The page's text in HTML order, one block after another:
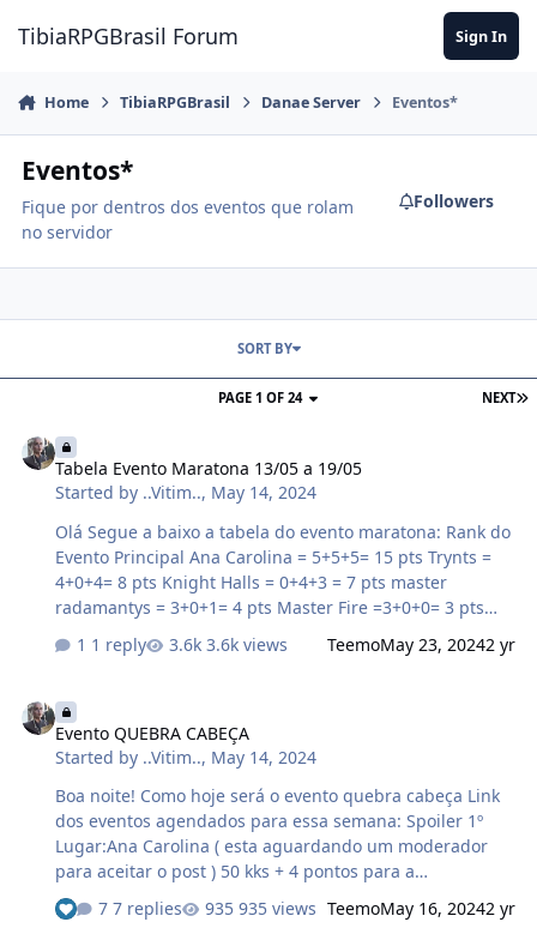
TibiaRPGBrasil Forum Sign In
Home TibiaRPGBrasil Danae Server Eventos*
Eventos*
Fique por dentros dos eventos que rolam
no servidor
Followers
NEXT
PAGE 1 OF 24
SORT BY
Tabela Evento Maratona 13/05 a 19/05
Started by ..Vitim.., May 14, 2024
Olá Segue a baixo a tabela do evento maratona: Rank do
Evento Principal Ana Carolina = 5+5+5= 15 pts Trynts =
4+0+4= 8 pts Knight Halls = 0+4+3 = 7 pts master
radamantys = 3+0+1= 4 pts Master Fire =3+0+0= 3 pts
=1+0+0= 1 pts Pala Retalhador =1+0+0= 1 pts Segunda
Spoiler Segunda Feira: 21 com Dados 20:00 HORAS
HORÁRIO DE BRASILIA 1º Lugar: Ana Carolina 50 kks + 4
pontos para a Classificação Geral 2º Lugar: Trynts 30 kks
1 reply 3.6k views TeemoMay 23, 20242 yr
Evento QUEBRA CABEÇA
Started by ..Vitim.., May 14, 2024
Boa noite! Como hoje será o evento quebra cabeça Link
dos eventos agendados para essa semana: Spoiler 1º
Lugar:Ana Carolina ( esta aguardando um moderador
para aceitar o post ) 50 kks + 4 pontos para a
Classificação Geral 2º Lugar:Knight Halls 30 kks + 3
pontos para a Classificação Geral 3º Lugar:Master Fire 10
7 replies 935 views TeemoMay 16, 20242 yr